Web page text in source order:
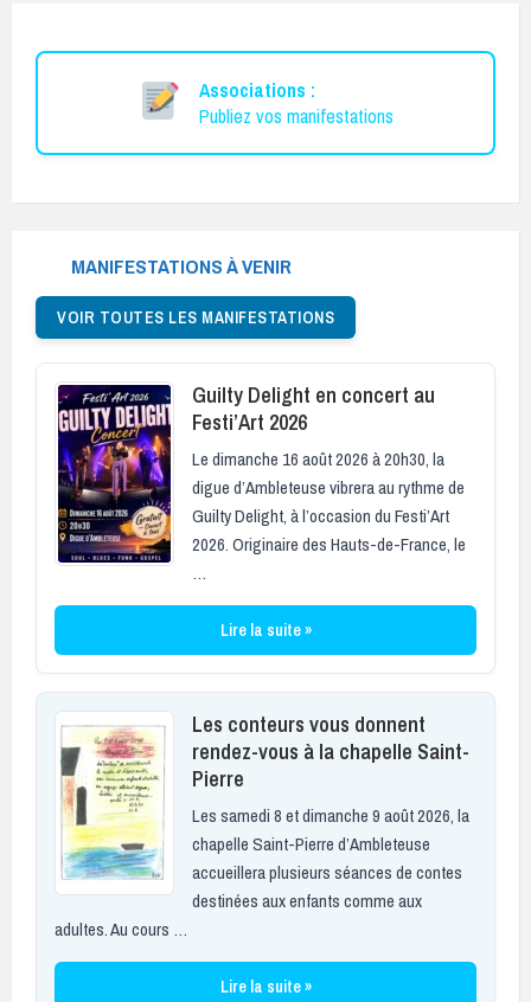
Associations :
Publiez vos manifestations
MANIFESTATIONS À VENIR
VOIR TOUTES LES MANIFESTATIONS
Guilty Delight en concert au
Festi’Art 2026
Le dimanche 16 août 2026 à 20h30, la
digue d’Ambleteuse vibrera au rythme de
Guilty Delight, à l’occasion du Festi’Art
2026. Originaire des Hauts-de-France, le
…
Lire la suite »
Les conteurs vous donnent
rendez-vous à la chapelle Saint-
Pierre
Les samedi 8 et dimanche 9 août 2026, la
chapelle Saint-Pierre d’Ambleteuse
accueillera plusieurs séances de contes
destinées aux enfants comme aux
adultes. Au cours …
Lire la suite »